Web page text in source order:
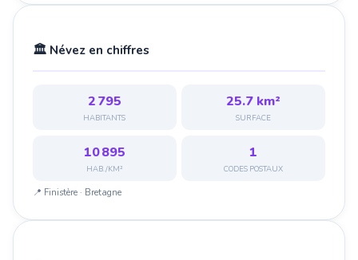
🏛️ Névez en chiffres
2 795
HABITANTS
25.7 km²
SURFACE
10 895
HAB./KM²
1
CODES POSTAUX
📍 Finistère · Bretagne